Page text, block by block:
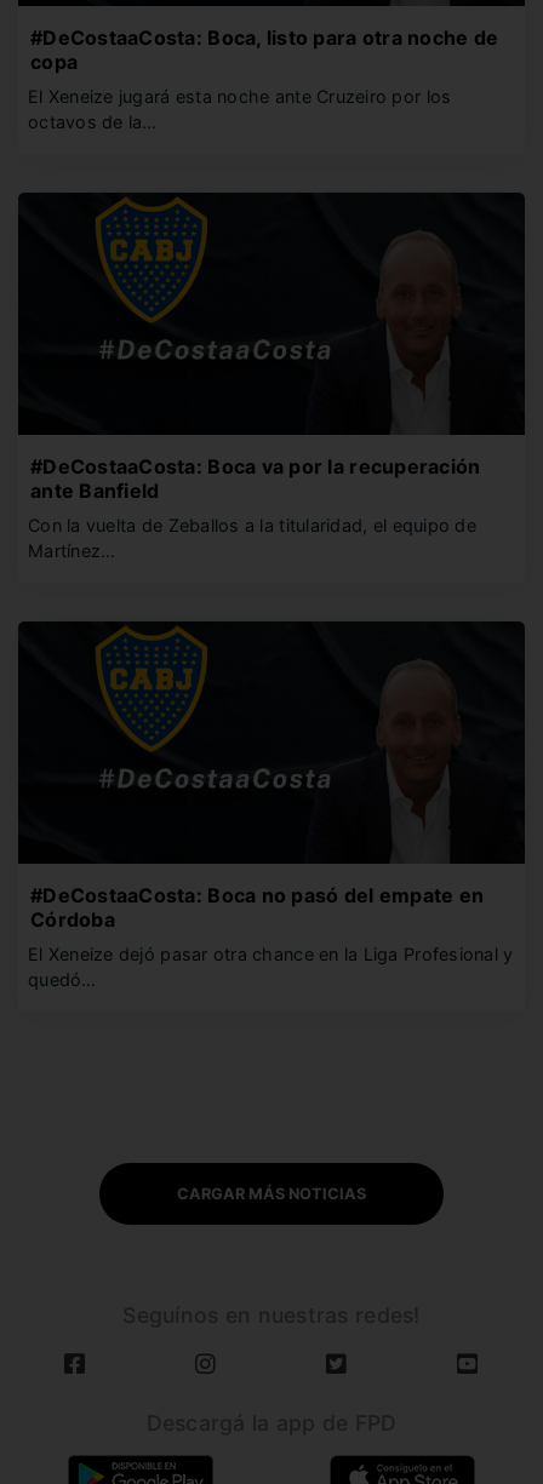
#DeCostaaCosta: Boca, listo para otra noche de
copa
El Xeneize jugará esta noche ante Cruzeiro por los
octavos de la…
#DeCostaaCosta: Boca va por la recuperación
ante Banfield
Con la vuelta de Zeballos a la titularidad, el equipo de
Martínez…
#DeCostaaCosta: Boca no pasó del empate en
Córdoba
El Xeneize dejó pasar otra chance en la Liga Profesional y
quedó…
CARGAR MÁS NOTICIAS